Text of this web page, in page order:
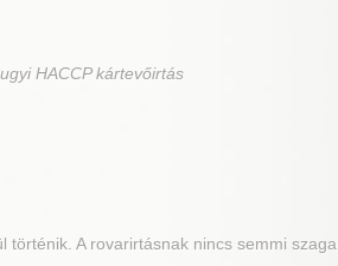
HACCP kártevőirtás
A rovarirtásnak nincs semmi szaga,